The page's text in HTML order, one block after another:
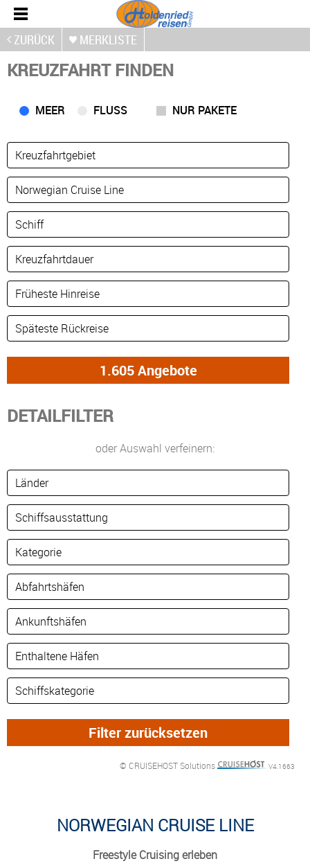
ZURÜCK MERKLISTE
KREUZFAHRT FINDEN
MEER FLUSS NUR PAKETE
DETAILFILTER
oder Auswahl verfeinern:
© CRUISEHOST Solutions V4.1663
NORWEGIAN CRUISE LINE
Freestyle Cruising erleben